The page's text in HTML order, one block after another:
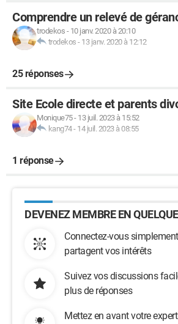
Comprendre un relevé de
trodekos - 10 janv. 2020 à 20:10
trodekos - 13 janv. 2020 à 12:12
25 réponses
Site Ecole directe et parents
Monique75- 13 juil. 2023 à 15:52
kang74- 14 juil. 2023 à 08:55
1 réponse
DEVENEZ MEMBRE EN
Connectez-vous
partagent vos intérêts
Suivez vos discussions
plus de réponses
Mettez en avant votre